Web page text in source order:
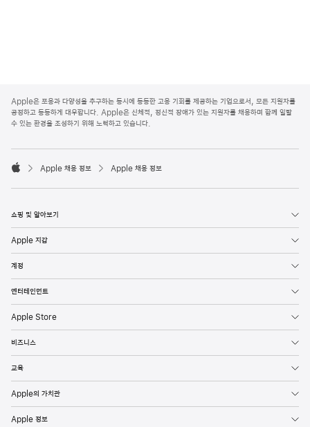
p
p
l
o
e
Apple은 포용과 다양성을 추구하는 동시에 동등한 고용 기회를 제공하는 기업으로서, 모든 지원자를
공정하고 동등하게 대우합니다. Apple은 신체적, 정신적 장애가 있는 지원자를 채용하며 함께 일할
수 있는 환경을 조성하기 위해 노력하고 있습니다.

p
l
Apple 채용 정보 Apple 채용 정보
쇼핑 및 알아보기
Apple 지갑
계정
엔터테인먼트
Apple Store
비즈니스
교육
Apple의 가치관
Apple 정보